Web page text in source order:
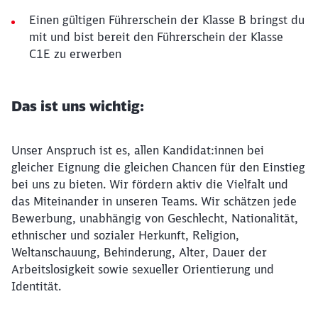
Einen gültigen Führerschein der Klasse B bringst du
mit und bist bereit den Führerschein der Klasse
C1E zu erwerben
Das ist uns wichtig:
Unser Anspruch ist es, allen Kandidat:innen bei
gleicher Eignung die gleichen Chancen für den Einstieg
bei uns zu bieten. Wir fördern aktiv die Vielfalt und
das Miteinander in unseren Teams. Wir schätzen jede
Bewerbung, unabhängig von Geschlecht, Nationalität,
ethnischer und sozialer Herkunft, Religion,
Weltanschauung, Behinderung, Alter, Dauer der
Arbeitslosigkeit sowie sexueller Orientierung und
Identität.